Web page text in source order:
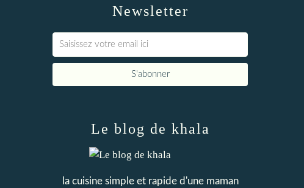
Newsletter
Le blog de khala
la cuisine simple et rapide d'une maman